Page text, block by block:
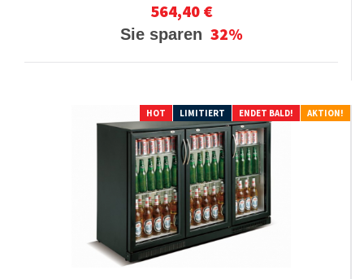
564,40 €
Sie sparen 32%
HOT LIMITIERT ENDET BALD! AKTION!